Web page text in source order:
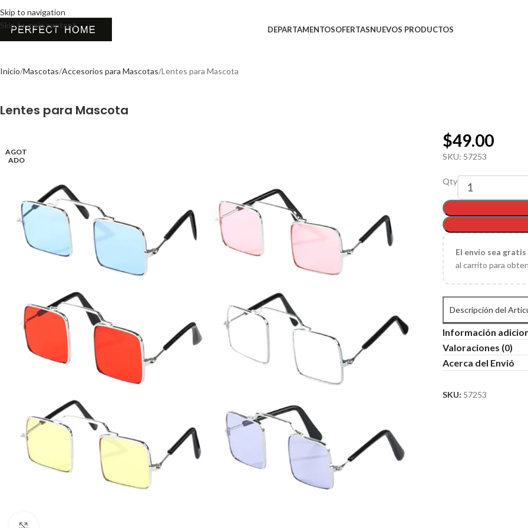
Skip to navigation
Skip to main content
DEPARTAMENTOSOFERTASNUEVOS PRODUCTOS
Inicio Mascotas Accesorios para Mascotas Lentes para Mascota
Lentes para Mascota
AGOT
ADO
$49.00
SKU: 57253
Qty
El envío sea
al carrito para
Descripción del
Información
Valoraciones (0)
Acerca del Envió
SKU: 57253